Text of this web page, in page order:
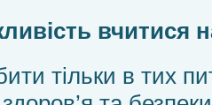
вчитися
тільки в тих